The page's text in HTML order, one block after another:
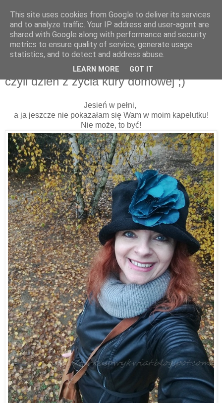
26 października 2016
Każda wariatka ma na głowie kwiatka,
czyli dzień z życia kury domowej ;)
Jesień w pełni,
a ja jeszcze nie pokazałam się Wam w moim kapelutku!
Nie może, to być!
This site uses cookies from Google to deliver its services
and to analyze traffic. Your IP address and user-agent are
shared with Google along with performance and security
metrics to ensure quality of service, generate usage
statistics, and to detect and address abuse.
LEARN MORE GOT IT